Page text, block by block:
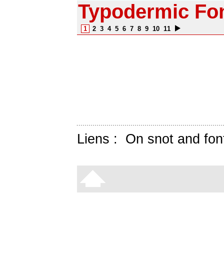
Typodermic
1 2 3 4 5 6 7 8 9 10 11
Liens : On snot and